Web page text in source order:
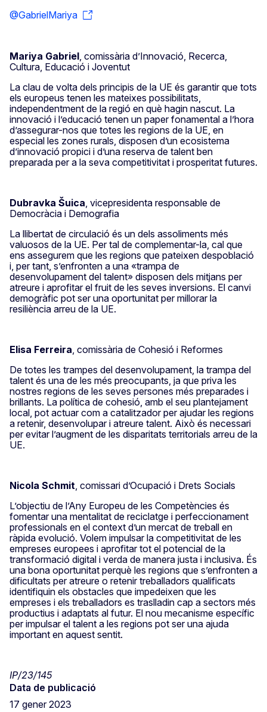
@GabrielMariya
Mariya Gabriel, comissària d’Innovació, Recerca,
Cultura, Educació i Joventut
La clau de volta dels principis de la UE és garantir que tots
els europeus tenen les mateixes possibilitats,
independentment de la regió en què hagin nascut. La
innovació i l’educació tenen un paper fonamental a l’hora
d’assegurar-nos que totes les regions de la UE, en
especial les zones rurals, disposen d’un ecosistema
d’innovació propici i d’una reserva de talent ben
preparada per a la seva competitivitat i prosperitat futures.
Dubravka Šuica, vicepresidenta responsable de
Democràcia i Demografia
La llibertat de circulació és un dels assoliments més
valuosos de la UE. Per tal de complementar-la, cal que
ens assegurem que les regions que pateixen despoblació
i, per tant, s’enfronten a una «trampa de
desenvolupament del talent» disposen dels mitjans per
atreure i aprofitar el fruit de les seves inversions. El canvi
demogràfic pot ser una oportunitat per millorar la
resiliència arreu de la UE.
Elisa Ferreira, comissària de Cohesió i Reformes
De totes les trampes del desenvolupament, la trampa del
talent és una de les més preocupants, ja que priva les
nostres regions de les seves persones més preparades i
brillants. La política de cohesió, amb el seu plantejament
local, pot actuar com a catalitzador per ajudar les regions
a retenir, desenvolupar i atreure talent. Això és necessari
per evitar l’augment de les disparitats territorials arreu de la
UE.
Nicola Schmit, comissari d’Ocupació i Drets Socials
L’objectiu de l’Any Europeu de les Competències és
fomentar una mentalitat de reciclatge i perfeccionament
professionals en el context d’un mercat de treball en
ràpida evolució. Volem impulsar la competitivitat de les
empreses europees i aprofitar tot el potencial de la
transformació digital i verda de manera justa i inclusiva. És
una bona oportunitat perquè les regions que s’enfronten a
dificultats per atreure o retenir treballadors qualificats
identifiquin els obstacles que impedeixen que les
empreses i els treballadors es traslladin cap a sectors més
productius i adaptats al futur. El nou mecanisme específic
per impulsar el talent a les regions pot ser una ajuda
important en aquest sentit.
IP/23/145
Data de publicació
17 gener 2023